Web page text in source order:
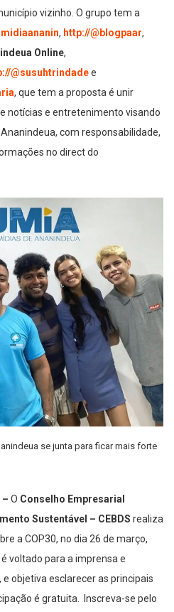
vizinho. O grupo tem a
, http://@blogpaar,
Online,
@susuhtrindadee
, que tem a proposta é unir
notícias e entretenimento visando
com responsabilidade,
no direct do
se junta para ficar mais forte
– O Conselho Empresarial
Sustentável – CEBDS realiza
a COP30, no dia 26 de março,
voltado para a imprensa e
objetiva esclarecer as principais
é gratuita. Inscreva-se pelo